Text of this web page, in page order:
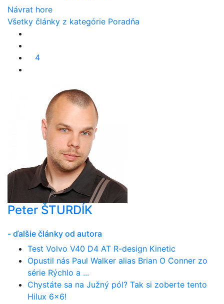
Návrat hore
Všetky články z kategórie Poradňa
4
Peter ŠTURDÍK
- ďalšie články od autora
Test Volvo V40 D4 AT R-design Kinetic
Opustil nás Paul Walker alias Brian O Conner zo
série Rýchlo a ...
Chystáte sa na Južný pól? Tak si zoberte tento
Hilux 6x6!